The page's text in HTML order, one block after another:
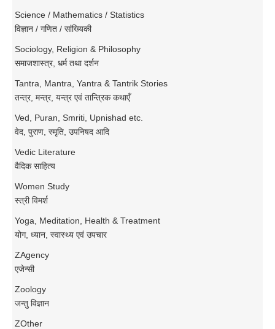
Science / Mathematics / Statistics
विज्ञान / गणित / सांख्यिकी
Sociology, Religion & Philosophy
समाजशास्त्र, धर्म तथा दर्शन
Tantra, Mantra, Yantra & Tantrik Stories
तन्त्र, मन्त्र, यन्त्र एवं तान्त्रिक कथाएँ
Ved, Puran, Smriti, Upnishad etc.
वेद, पुराण, स्मृति, उपनिषद आदि
Vedic Literature
वैदिक साहित्य
Women Study
स्त्री विमर्श
Yoga, Meditation, Health & Treatment
योग, ध्यान, स्वास्थ्य एवं उपचार
ZAgency
एजेन्सी
Zoology
जन्तु विज्ञान
ZOther